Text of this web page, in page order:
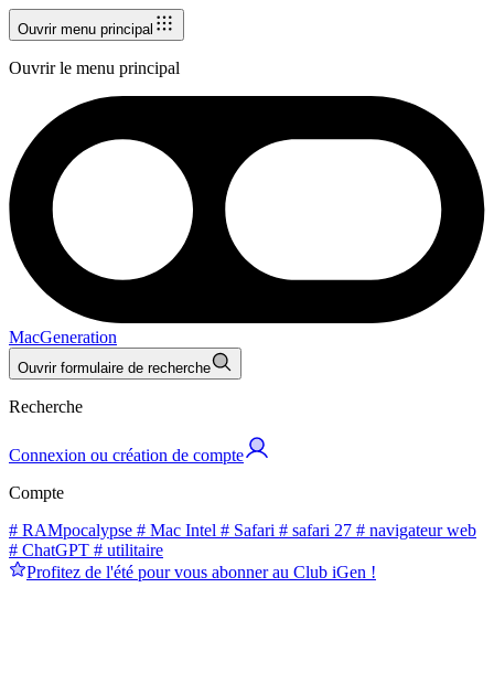
Ouvrir menu principal
Ouvrir le menu principal
MacGeneration
Ouvrir formulaire de recherche
Recherche
Connexion ou création de compte
Compte
# RAMpocalypse # Mac Intel # Safari # safari 27 # navigateur web
# ChatGPT # utilitaire
Profitez de l'été pour vous abonner au Club iGen !